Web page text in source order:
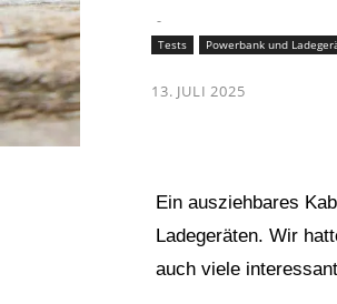
-
Tests
Powerbank und
13. JULI 2025
Ein ausziehbares
Ladegeräten. Wir
auch viele